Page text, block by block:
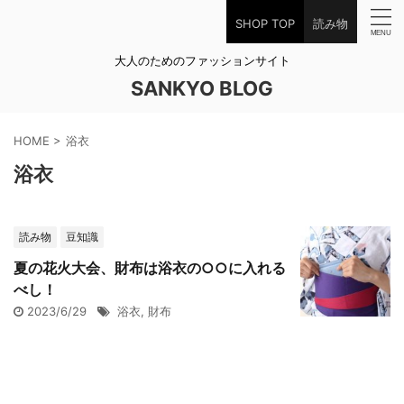
SHOP TOP 読み物
大人のためのファッションサイト
SANKYO BLOG
HOME > 浴衣
浴衣
読み物 豆知識
夏の花火大会、財布は浴衣の○○に入れる
べし！
2023/6/29 浴衣, 財布